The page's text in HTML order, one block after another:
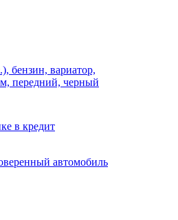
бензин, вариатор,
передний, черный
в кредит
автомобиль